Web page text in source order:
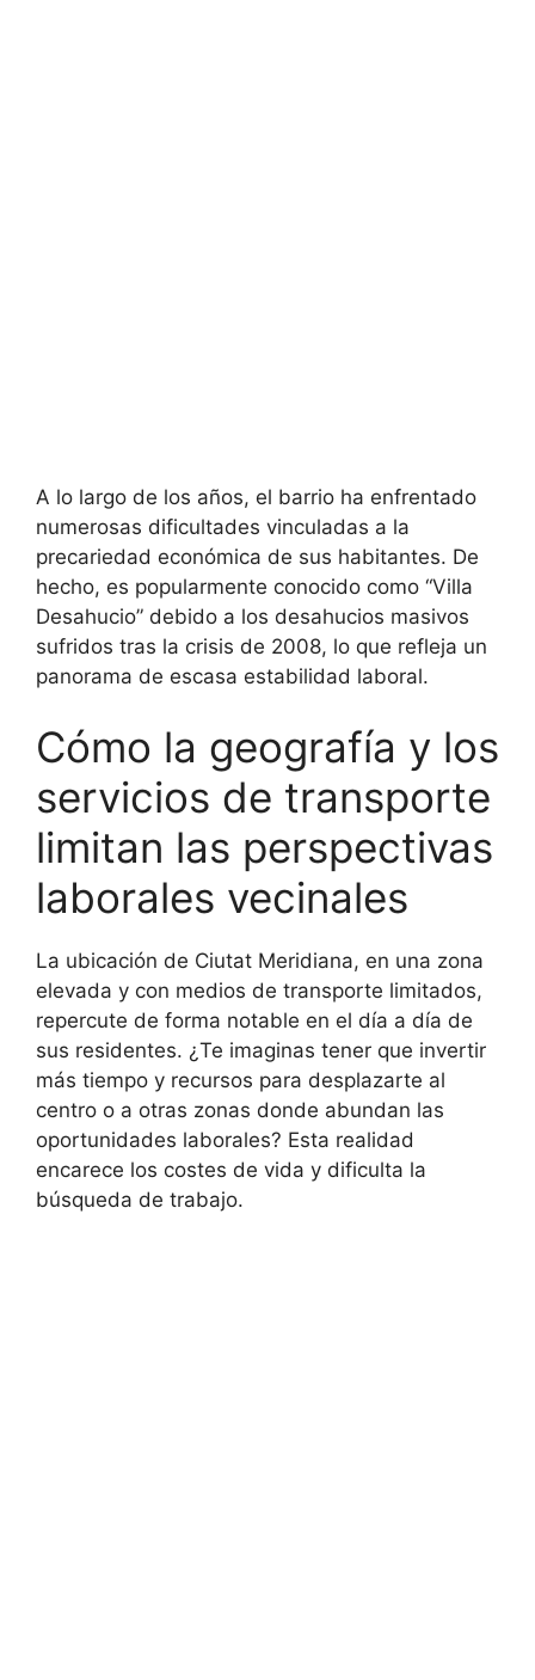
A lo largo de los años, el barrio ha enfrentado
numerosas dificultades vinculadas a la
precariedad económica de sus habitantes. De
hecho, es popularmente conocido como “Villa
Desahucio” debido a los desahucios masivos
sufridos tras la crisis de 2008, lo que refleja un
panorama de escasa estabilidad laboral.
Cómo la geografía y los
servicios de transporte
limitan las perspectivas
laborales vecinales
La ubicación de Ciutat Meridiana, en una zona
elevada y con medios de transporte limitados,
repercute de forma notable en el día a día de
sus residentes. ¿Te imaginas tener que invertir
más tiempo y recursos para desplazarte al
centro o a otras zonas donde abundan las
oportunidades laborales? Esta realidad
encarece los costes de vida y dificulta la
búsqueda de trabajo.